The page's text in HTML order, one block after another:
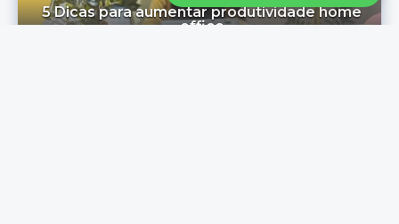
5 Dicas para aumentar produtividade home
office